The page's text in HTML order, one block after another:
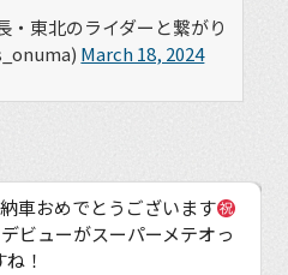
東北のライダーと繋がり
March 18, 2024
車おめでとうございます
ビューがスーパーメテオっ
！